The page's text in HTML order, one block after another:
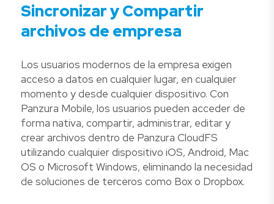
Sincronizar y Compartir
archivos de empresa
Los usuarios modernos de la empresa exigen
acceso a datos en cualquier lugar, en cualquier
momento y desde cualquier dispositivo. Con
Panzura Mobile, los usuarios pueden acceder de
forma nativa, compartir, administrar, editar y
crear archivos dentro de Panzura CloudFS
utilizando cualquier dispositivo iOS, Android, Mac
OS o Microsoft Windows, eliminando la necesidad
de soluciones de terceros como Box o Dropbox.